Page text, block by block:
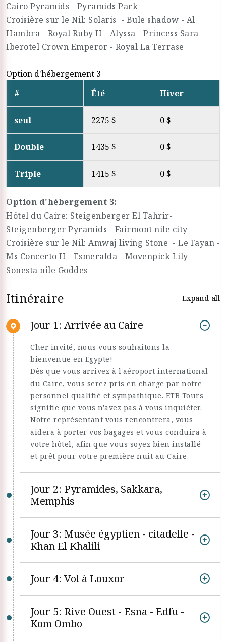
Cairo Pyramids - Pyramids Park
Croisière sur le Nil: Solaris - Bule shadow - Al
Hambra - Royal Ruby II - Alyssa - Princess Sara -
Iberotel Crown Emperor - Royal La Terrase
Option d'hébergement 3
#
Été Hiver
seul 2275 $ 0 $
Double 1435 $ 0 $
Triple 1415 $ 0 $
Option d'hébergement 3:
Hôtel du Caire: Steigenberger El Tahrir-
Steigenberger Pyramids - Fairmont nile city
Croisière sur le Nil: Amwaj living Stone - Le Fayan -
Ms Concerto II - Esmeralda - Movenpick Lily -
Sonesta nile Goddes
Itinéraire Expand all
Jour 1: Arrivée au Caire
Cher invité, nous vous souhaitons la
bienvenue en Egypte!
Dès que vous arrivez à l'aéroport international
du Caire, vous serez pris en charge par notre
personnel qualifié et sympathique. ETB Tours
signifie que vous n'avez pas à vous inquiéter.
Notre représentant vous rencontrera, vous
aidera à porter vos bagages et vous conduira à
votre hôtel, afin que vous soyez bien installé
et prêt pour votre première nuit au Caire.
Jour 2: Pyramides, Sakkara,
Memphis
Jour 3: Musée égyptien - citadelle -
Khan El Khalili
Jour 4: Vol à Louxor
Jour 5: Rive Ouest - Esna - Edfu -
Kom Ombo